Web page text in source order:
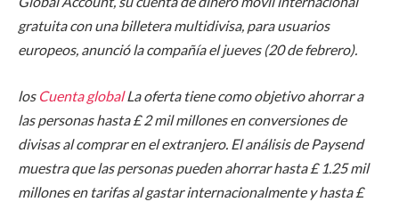
gratuita con una billetera multidivisa, para usuarios
europeos, anunció la compañía el jueves (20 de febrero).
los Cuenta globalLa oferta tiene como objetivo ahorrar a
las personas hasta £ 2 mil millones en conversiones de
divisas al comprar en el extranjero. El análisis de Paysend
muestra que las personas pueden ahorrar hasta £ 1.25 mil
millones en tarifas al gastar internacionalmente y hasta £